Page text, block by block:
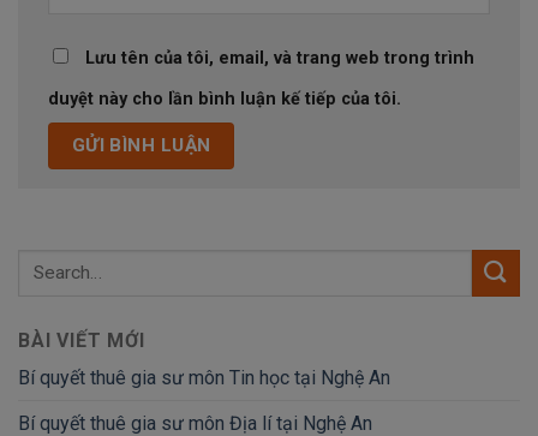
Lưu tên của tôi, email, và trang web trong trình
duyệt này cho lần bình luận kế tiếp của tôi.
BÀI VIẾT MỚI
Bí quyết thuê gia sư môn Tin học tại Nghệ An
Bí quyết thuê gia sư môn Địa lí tại Nghệ An